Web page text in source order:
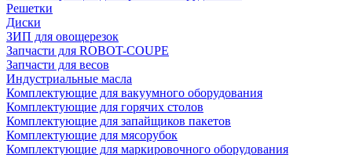
Решетки
Диски
ЗИП для овощерезок
Запчасти для ROBOT-COUPE
Запчасти для весов
Индустриальные масла
Комплектующие для вакуумного оборудования
Комплектующие для горячих столов
Комплектующие для запайщиков пакетов
Комплектующие для мясорубок
Комплектующие для маркировочного оборудования